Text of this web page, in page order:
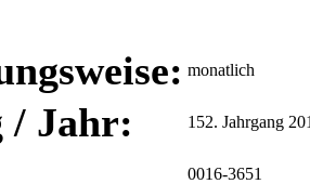
monatlich
/ Jahr: 152. Jahrgang
0016-3651